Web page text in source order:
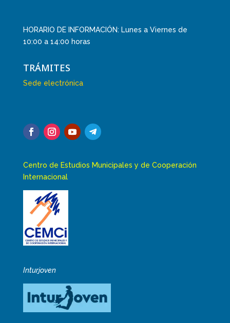
HORARIO DE INFORMACIÓN: Lunes a Viernes de
10:00 a 14:00 horas
TRÁMITES
Sede electrónica
Centro de Estudios Municipales y de Cooperación
Internacional
Inturjoven